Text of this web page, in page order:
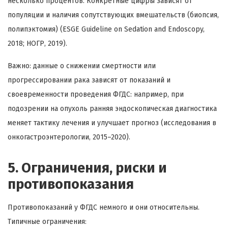
популяции и наличия сопутствующих вмешательств (биопсия,
полипэктомия) (ESGE Guideline on Sedation and Endoscopy,
2018; НОГР, 2019).
Важно: данные о снижении смертности или
прогрессировании рака зависят от показаний и
своевременности проведения ФГДС: например, при
подозрении на опухоль ранняя эндоскопическая диагностика
меняет тактику лечения и улучшает прогноз (исследования в
онкогастроэнтерологии, 2015–2020).
5. Ограничения, риски и
противопоказания
Противопоказаний у ФГДС немного и они относительны.
Типичные ограничения: